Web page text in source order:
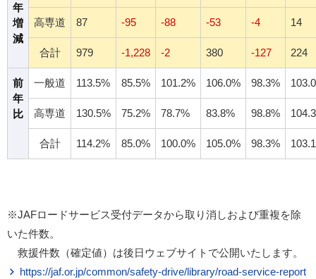
年
増
減
高専道 87 -95 -88 -53 -4 14
合計 979 -1,228 -2 380 -127 224
前
年
比
一般道 113.5% 85.5% 101.2% 106.0% 98.3%
高専道 130.5% 75.2% 78.7% 83.8% 98.8%
合計 114.2% 85.0% 100.0% 105.0% 98.3%
※JAFロードサービス受付データから取り消しおよび重複を除
いた件数。
救援件数（確定値）は後日ウェブサイトで公開いたします。
https://jaf.or.jp/common/safety-drive/library/road-service-report